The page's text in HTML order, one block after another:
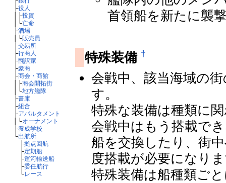
├役人
│├投資
│└亡命
├酒場
│└販売員
├交易所
├行商人
├翻訳家
├豪商
├商会・商館
│├商会開拓街
│└地方艦隊
├書庫
├組合
├アパルタメント
│└オーナメント
├養成学校
└出航所
├拠点回航
├定期船
├運河輸送船
├委任航行
└レース
首領船を新たに襲
特殊装備 †
会戦中、該当海域の
す。
特殊な装備は種類に
会戦中はもう搭載で
船を交換したり、街
度搭載が必要になり
特殊装備は船種類ご